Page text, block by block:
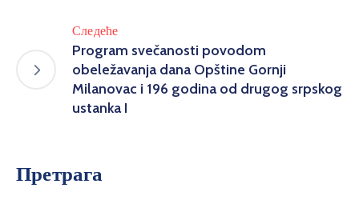
Следеће
Program svečanosti povodom
obeležavanja dana Opštine Gornji
Milanovac i 196 godina od drugog srpskog
ustanka I
Претрага